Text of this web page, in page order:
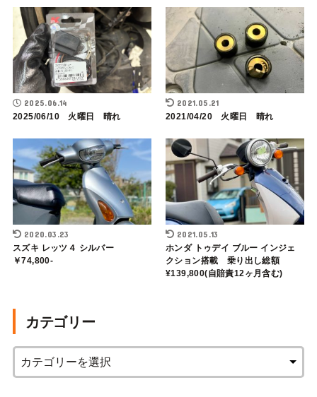
2025.06.14
2025/06/10 火曜日 晴れ
2021.05.21
2021/04/20 火曜日 晴れ
2020.03.23
スズキ レッツ４ シルバー
￥74,800-
2021.05.13
ホンダ トゥデイ ブルー インジェ
クション搭載 乗り出し総額
¥139,800(自賠責12ヶ月含む)
カテゴリー